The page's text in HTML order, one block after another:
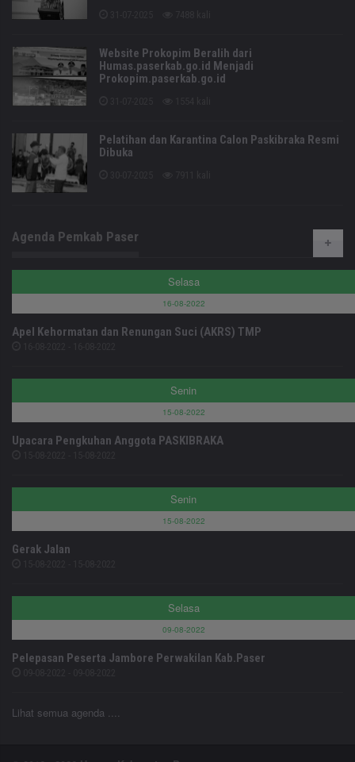
Website Prokopim Beralih dari
Humas.paserkab.go.id Menjadi
Prokopim.paserkab.go.id
Pelatihan dan Karantina Calon Paskibraka Resmi
Dibuka
Agenda Pemkab Paser
Selasa
16-08-2022
Apel Kehormatan dan Renungan Suci (AKRS) TMP
Senin
15-08-2022
Upacara Pengkuhan Anggota PASKIBRAKA
Senin
15-08-2022
Gerak Jalan
Selasa
09-08-2022
Pelepasan Peserta Jambore Perwakilan Kab.Paser
Lihat semua agenda ....